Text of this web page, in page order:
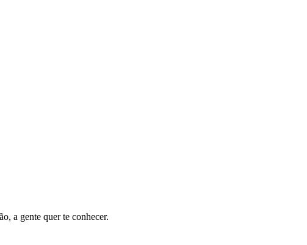
a gente quer te conhecer.